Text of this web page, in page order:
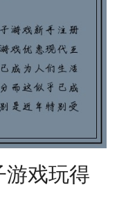
戏玩得